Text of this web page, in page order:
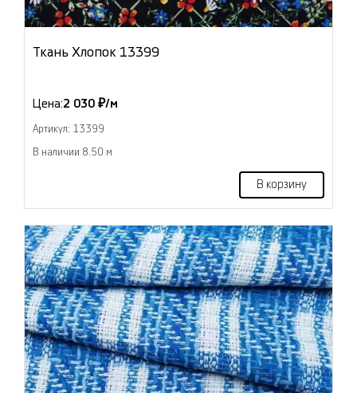
Ткань Хлопок 13399
Цена:2 030 ₽/м
Артикул: 13399
В наличии 8.50 м
В корзину